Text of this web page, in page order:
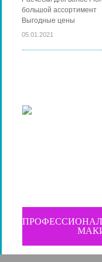
большой ассортимент
Выгодные цены
05.01.2021